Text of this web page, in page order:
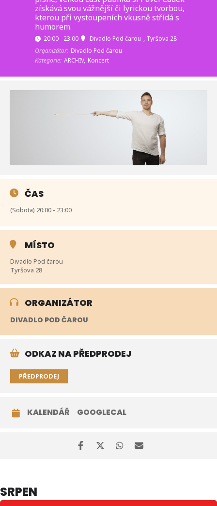
získává svou vážnější či lyrickou tvorbou,
kterou při vystoupeních vkusně střídá s
humorem.
20:00 - 23:00 Divadlo Pod čarou , Tyršova 28
Organizátor: Divadlo Pod čarou
Kategorie: ARCHIV, Koncert
ČAS
(Sobota) 20:00 - 23:00
MÍSTO
Divadlo Pod čarou
Tyršova 28
ORGANIZÁTOR
DIVADLO POD ČAROU
ODKAZ NA PŘEDPRODEJ
PŘEDPRODEJ
KALENDÁŘ GOOGLECAL
SRPEN